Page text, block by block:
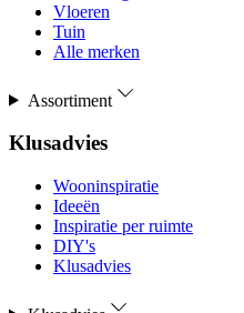
Vloeren
Tuin
Alle merken
Assortiment
Klusadvies
Wooninspiratie
Ideeën
Inspiratie per ruimte
DIY's
Klusadvies